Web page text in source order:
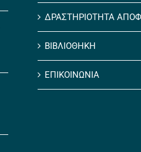
ΔΡΑΣΤΗΡΙΟΤΗΤΑ
ΒΙΒΛΙΟΘΗΚΗ
ΕΠΙΚΟΙΝΩΝΙΑ